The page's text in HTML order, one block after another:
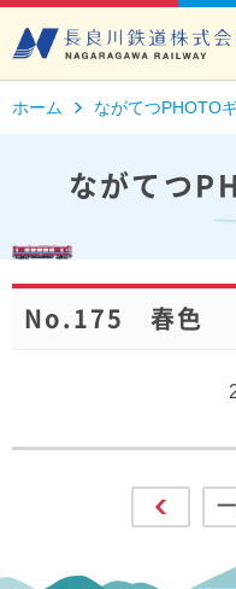
ホーム ながてつPHOTO
ながてつ
No.175 春色